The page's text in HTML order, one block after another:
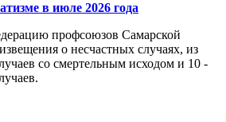
в июле 2026 года
профсоюзов Самарской
о несчастных случаях, из
со смертельным исходом и 10 -